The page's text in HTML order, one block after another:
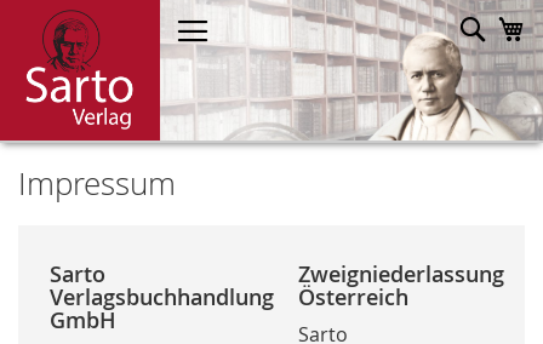
Direkt
zum
Inhalt
Impressum
Sarto
Verlagsbuchhandlung
GmbH
Zweigniederlassung
Österreich
Sarto